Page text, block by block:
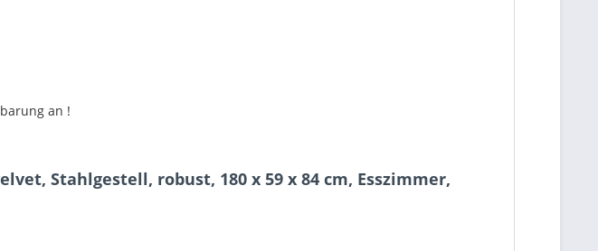
an !
Stahlgestell, robust, 180 x 59 x 84 cm, Esszimmer,